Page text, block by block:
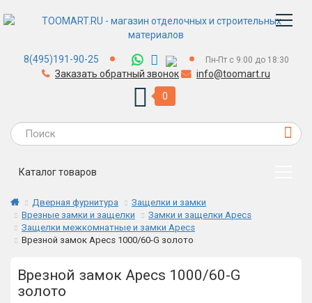
8(495)191-90-25 Пн-Пт с 9:00 до 18:30
Заказать обратный звонок info@toomart.ru
0
Каталог товаров
Дверная фурнитура
Защелки и замки
Врезные замки и защелки
Замки и защелки Apecs
Защелки межкомнатные и замки Apecs
Врезной замок Apecs 1000/60-G золото
Врезной замок Apecs 1000/60-G
золото